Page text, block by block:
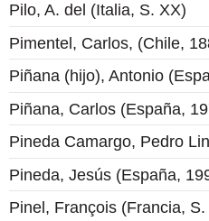
Pilo, A. del (Italia, S. XX)
Pimentel, Carlos, (Chile,
Piñana (hijo), Antonio
Piñana, Carlos (España,
Pineda Camargo, Pedro
Pineda, Jesús (España,
Pinel, François (Francia, S.